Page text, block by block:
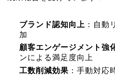
ブランド認知向上 ：自動
加
顧客エンゲージメント強
ンによる満足度向上
工数削減効果 ：手動対応